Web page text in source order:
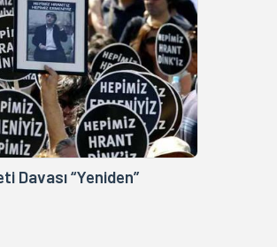
Davası “Yeniden”